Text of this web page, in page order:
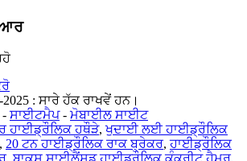
: ਸਾਰੇ ਹੱਕ ਰਾਖਵੇਂ ਹਨ।
- ਸਾਈਟਮੈਪ- ਮੋਬਾਈਲ ਸਾਈਟ
ਹਾਈਡ੍ਰੌਲਿਕ ਹਥੌੜੇ,ਖੁਦਾਈ ਲਈ ਹਾਈਡ੍ਰੌਲਿਕ
, 20 ਟਨ ਹਾਈਡ੍ਰੌਲਿਕ ਰਾਕ ਬ੍ਰੇਕਰ,ਹਾਈਡ੍ਰੌਲਿਕ
,ਬਾਕਸ ਸਾਈਲੈਂਸਡ ਹਾਈਡ੍ਰੌਲਿਕ ਕੰਕਰੀਟ ਹੈਮਰ,